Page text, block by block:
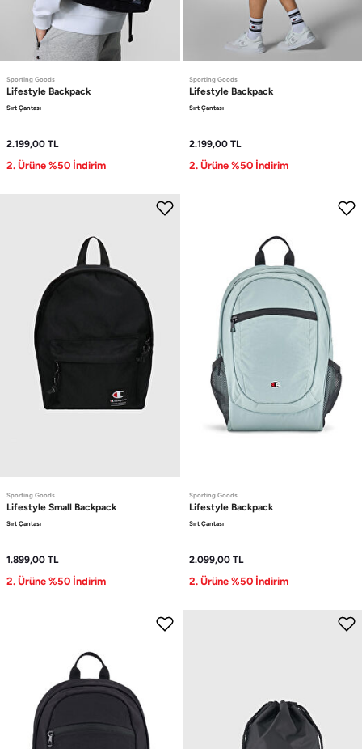
Sporting Goods
Lifestyle Backpack
Sırt Çantası
2.199,00 TL
2. Ürüne %50 İndirim
Sporting Goods
Lifestyle Backpack
Sırt Çantası
2.199,00 TL
2. Ürüne %50 İndirim
Sporting Goods
Lifestyle Small Backpack
Sırt Çantası
1.899,00 TL
2. Ürüne %50 İndirim
Sporting Goods
Lifestyle Backpack
Sırt Çantası
2.099,00 TL
2. Ürüne %50 İndirim